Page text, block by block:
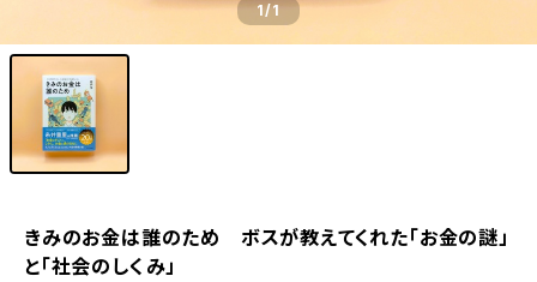
1/1
きみのお金は誰のため ボスが教えてくれた「お金の謎」
と「社会のしくみ」